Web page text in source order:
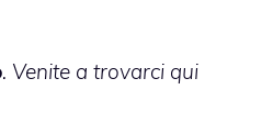
. Venite a trovarci qui